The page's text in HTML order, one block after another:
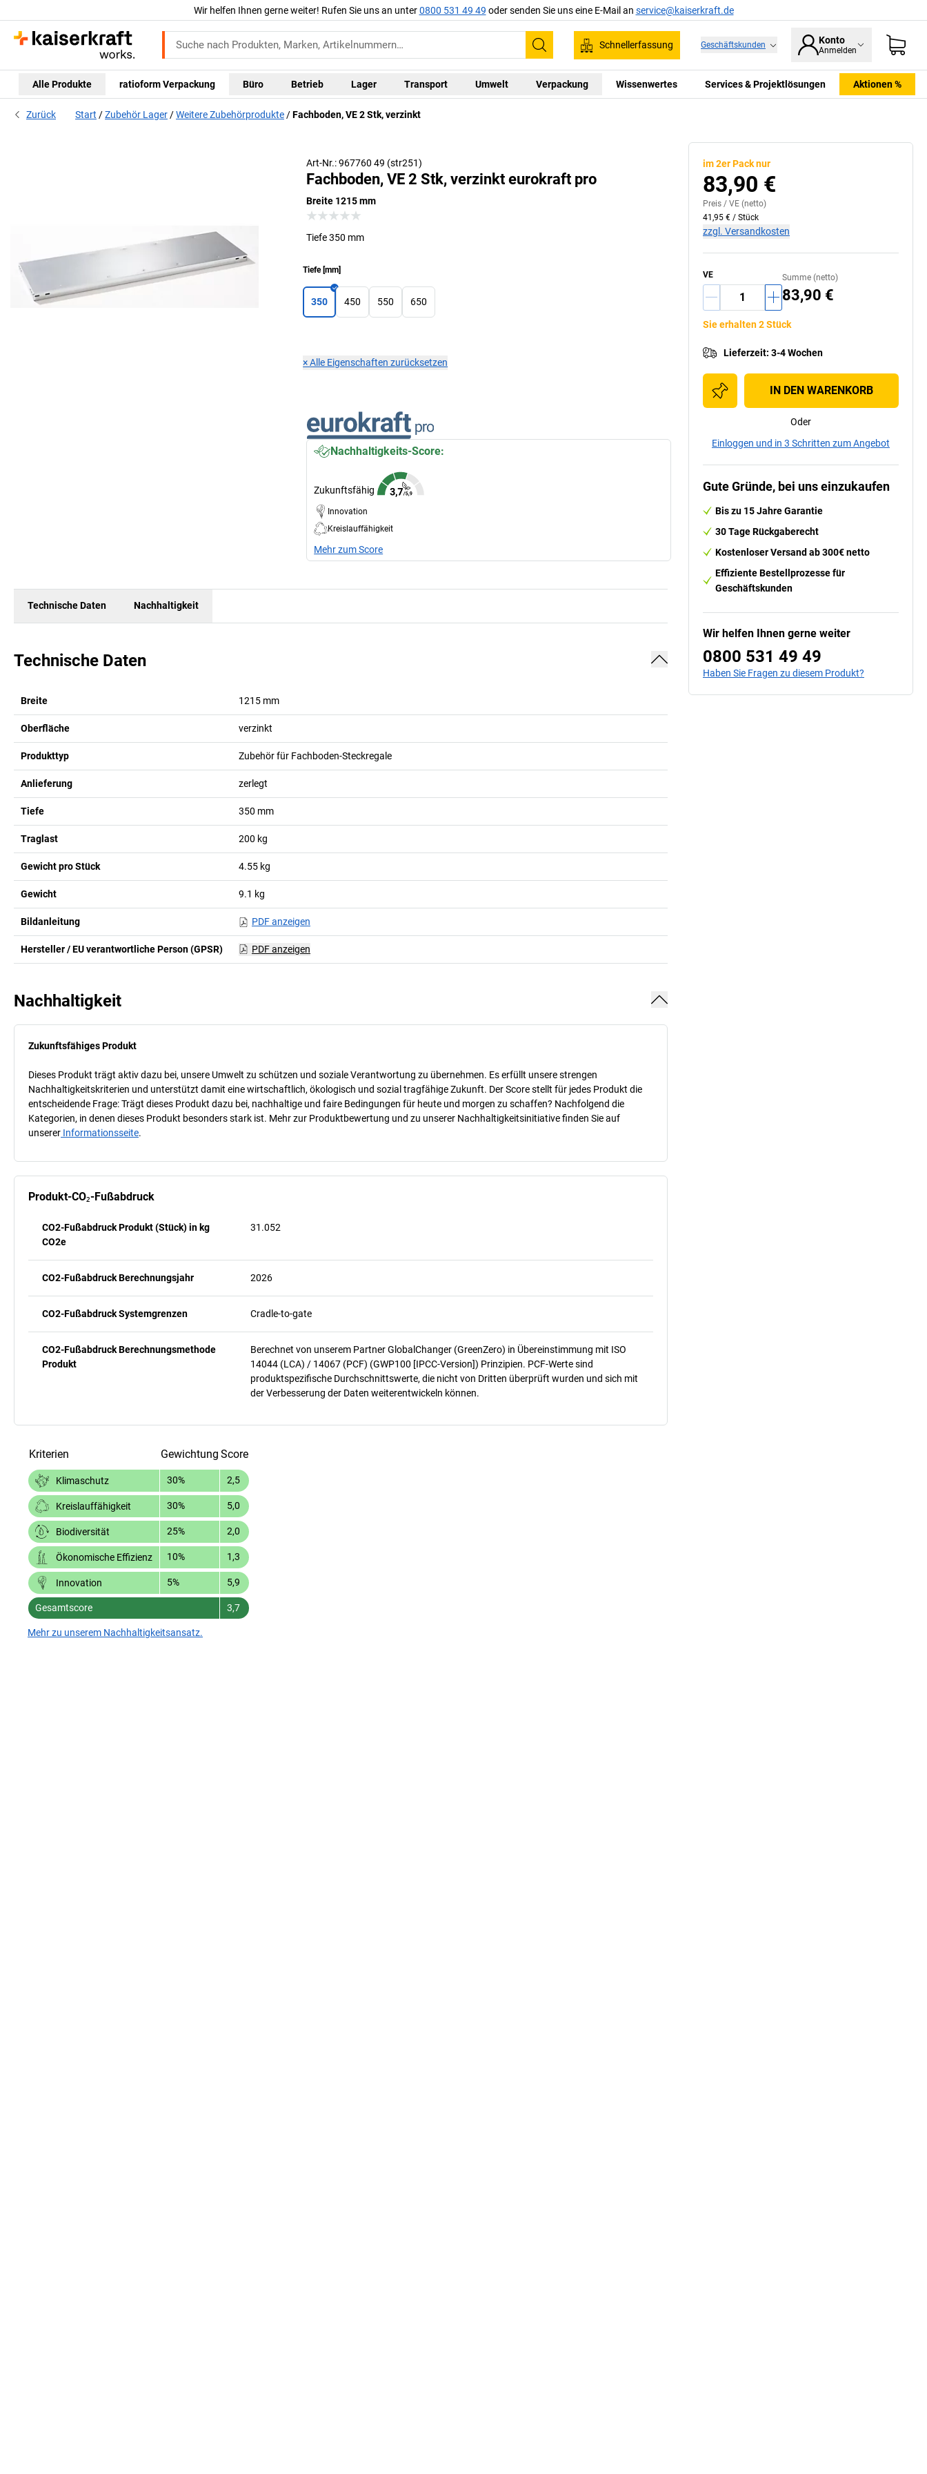
Wir helfen Ihnen gerne weiter! Rufen Sie uns an unter0800 531 49 49 oder senden Sie uns eine E-Mail an service@kaiserkraft.de
Suchen
Schnellerfassung Geschäftskunden Konto
Anmelden
Alle Produkte ratioform Verpackung Büro Betrieb Lager Transport Umwelt Verpackung Wissenwertes Services & Projektlösungen Aktionen %
Zurück Start Zubehör Lager Weitere Zubehörprodukte Fachboden, VE 2 Stk, verzinkt
Art-Nr.: 967760 49 (str251)
Fachboden, VE 2 Stk, verzinkt eurokraft pro
Breite 1215 mm
Tiefe 350 mm
Tiefe[mm]
350 450 550 650
×Alle Eigenschaften zurücksetzen
Nachhaltigkeits-Score:
Zukunftsfähig
Innovation
Kreislauffähigkeit
Mehr zum Score
Technische Daten Nachhaltigkeit
Technische Daten
Breite 1215 mm
Oberfläche verzinkt
Produkttyp Zubehör für Fachboden-Steckregale
Anlieferung zerlegt
Tiefe 350 mm
Traglast 200 kg
Gewicht pro Stück 4.55 kg
Gewicht 9.1 kg
Bildanleitung PDF anzeigen
Hersteller / EU verantwortliche Person (GPSR) PDF anzeigen
Nachhaltigkeit
Zukunftsfähiges Produkt
Dieses Produkt trägt aktiv dazu bei, unsere Umwelt zu schützen und soziale Verantwortung zu übernehmen. Es erfüllt unsere strengen
Nachhaltigkeitskriterien und unterstützt damit eine wirtschaftlich, ökologisch und sozial tragfähige Zukunft. Der Score stellt für jedes Produkt die
entscheidende Frage: Trägt dieses Produkt dazu bei, nachhaltige und faire Bedingungen für heute und morgen zu schaffen? Nachfolgend die
Kategorien, in denen dieses Produkt besonders stark ist. Mehr zur Produktbewertung und zu unserer Nachhaltigkeitsinitiative finden Sie auf
unserer Informationsseite.
Produkt-CO₂-Fußabdruck
CO2-Fußabdruck Produkt (Stück) in kg
CO2e
31.052
CO2-Fußabdruck Berechnungsjahr 2026
CO2-Fußabdruck Systemgrenzen Cradle-to-gate
CO2-Fußabdruck Berechnungsmethode
Produkt
Berechnet von unserem Partner GlobalChanger (GreenZero) in Übereinstimmung mit ISO
14044 (LCA) / 14067 (PCF) (GWP100 [IPCC-Version]) Prinzipien. PCF-Werte sind
produktspezifische Durchschnittswerte, die nicht von Dritten überprüft wurden und sich mit
der Verbesserung der Daten weiterentwickeln können.
Kriterien Gewichtung Score
Klimaschutz 30% 2,5
Kreislauffähigkeit 30% 5,0
Biodiversität 25% 2,0
Ökonomische Effizienz 10% 1,3
Innovation 5% 5,9
Gesamtscore 3,7
Mehr zu unserem Nachhaltigkeitsansatz.
im 2er Pack nur
83,90 €
Preis / VE (netto)
41,95 € / Stück
zzgl. Versandkosten
VE Summe (netto)
83,90 €
Sie erhalten 2 Stück
Lieferzeit: 3-4 Wochen
IN DEN WARENKORB
Oder
Einloggen und in 3 Schritten zum Angebot
Gute Gründe, bei uns einzukaufen
Bis zu 15 Jahre Garantie
30 Tage Rückgaberecht
Kostenloser Versand ab 300€ netto
Effiziente Bestellprozesse für
Geschäftskunden
Wir helfen Ihnen gerne weiter
0800 531 49 49
Haben Sie Fragen zu diesem Produkt?